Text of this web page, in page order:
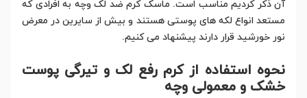
آن ذکر کردیم مناسب است. ماسک کرم ضد لک وچه به افرادی که
مستعد انواع لکه های پوستی هستند و بیش از سایرین در معرض
نور خورشید قرار دارند پیشنهاد می کنیم.
نحوه استفاده از کرم رفع لک و تیرگی پوست
خشک و معمولی وچه